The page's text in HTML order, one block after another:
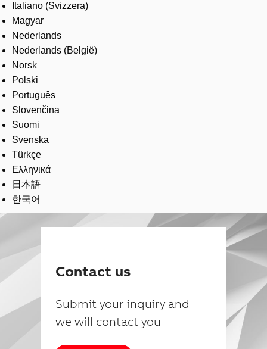
Italiano (Svizzera)
Magyar
Nederlands
Nederlands (België)
Norsk
Polski
Português
Slovenčina
Suomi
Svenska
Türkçe
Ελληνικά
日本語
한국어
Contact us
Submit your inquiry and
we will contact you